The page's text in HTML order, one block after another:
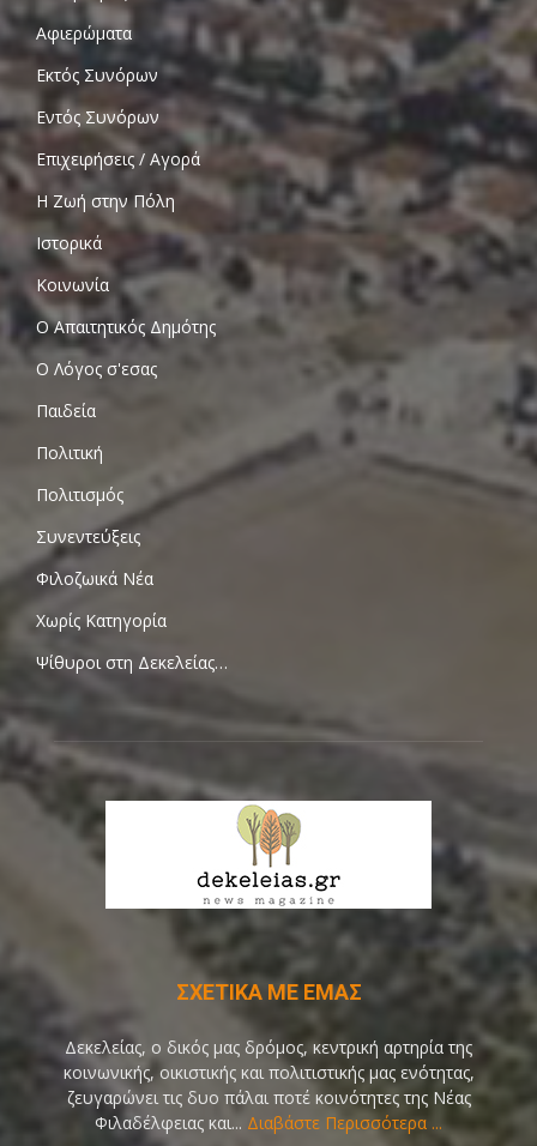
Αφιερώματα
Εκτός Συνόρων
Εντός Συνόρων
Επιχειρήσεις / Αγορά
Η Ζωή στην Πόλη
Ιστορικά
Κοινωνία
Ο Απαιτητικός Δημότης
Ο Λόγος σ'εσας
Παιδεία
Πολιτική
Πολιτισμός
Συνεντεύξεις
Φιλοζωικά Νέα
Χωρίς Κατηγορία
Ψίθυροι στη Δεκελείας…
ΣΧΕΤΙΚΑ ΜΕ ΕΜΑΣ
Δεκελείας, ο δικός μας δρόμος, κεντρική αρτηρία της
κοινωνικής, οικιστικής και πολιτιστικής μας ενότητας,
ζευγαρώνει τις δυο πάλαι ποτέ κοινότητες της Νέας
Φιλαδέλφειας και... Διαβάστε Περισσότερα ...